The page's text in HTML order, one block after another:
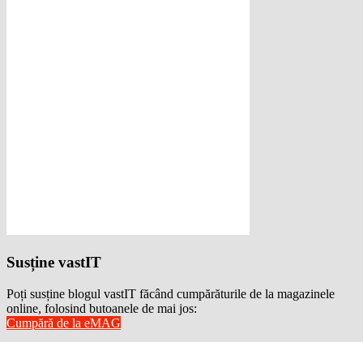
Susține vastIT
Poți susține blogul vastIT făcând cumpărăturile de la magazinele
online, folosind butoanele de mai jos:
Cumpără de la eMAG